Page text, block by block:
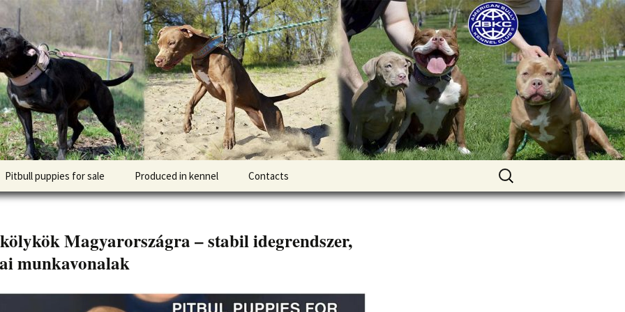
BULLS Europe. ADBA registered. APBT puppies for sale. Worldwide shipping
булли
Pitbull puppies for sale Produced in kennel Contacts
Найти:
Magyarországra – stabil idegrendszer,
munkavonalak